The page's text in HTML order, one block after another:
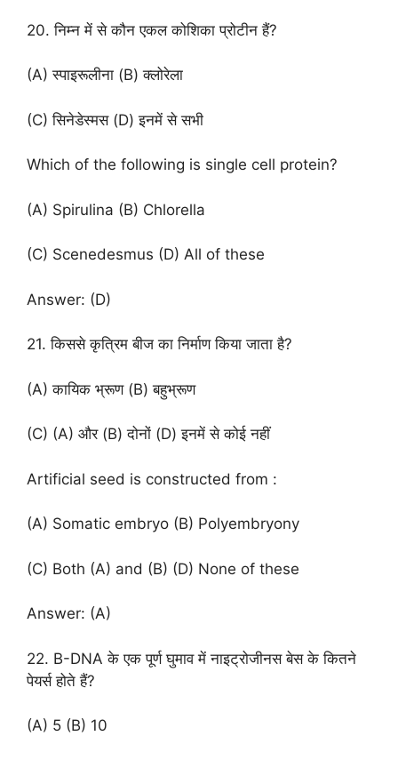
20. निम्न में से कौन एकल कोशिका प्रोटीन हैं?
(A) स्पाइरूलीना (B) क्लोरेला
(C) सिनेडेस्मस (D) इनमें से सभी
Which of the following is single cell protein?
(A) Spirulina (B) Chlorella
(C) Scenedesmus (D) All of these
Answer: (D)
21. किससे कृत्रिम बीज का निर्माण किया जाता है?
(A) कायिक भ्रूण (B) बहुभ्रूण
(C) (A) और (B) दोनों (D) इनमें से कोई नहीं
Artificial seed is constructed from :
(A) Somatic embryo (B) Polyembryony
(C) Both (A) and (B) (D) None of these
Answer: (A)
22. B-DNA के एक पूर्ण घुमाव में नाइट्रोजीनस बेस के कितने
पेयर्स होते हैं?
(A) 5 (B) 10